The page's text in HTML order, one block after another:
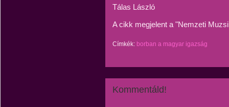
Tálas László
A cikk megjelent a "Nemzeti
Címkék: borban a magyar igazság
Kommentáld!